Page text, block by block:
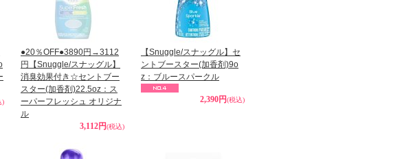
)
●20％OFF●3890円→3112
円【Snuggle/スナッグル】
消臭効果付き☆セントブー
スター(加香剤)22.5oz：ス
ーパーフレッシュ オリジナ
ル
3,112円(税込)
【Snuggle/スナッグル】セ
ントブースター(加香剤)9o
z：ブルースパークル
2,390円(税込)